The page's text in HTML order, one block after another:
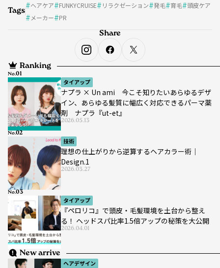
Tags
ヘアケア FUNKYCRUISE リラクゼーション 発毛 育毛
頭皮ケア
メーカー
PR
Ranking
タイアップ
ナプラ × Un ami 今こそ知りたいあらゆるデザ
イン、あらゆる髪質に幅広く対応できるパーマ薬
剤 ナプラ『ut-et』
2026.05.13
No.
技術
理想の仕上がりから逆算するヘアカラー術｜
Design.1
2026.03.27
No.
タイアップ
『ペロリコ』で頭皮・毛髪環境を土台から整え
る！ ヘッドスパ比率1.5倍アップの秘策を大公開
2026.04.01
No.
New arrive
ヘアデザイン
Share